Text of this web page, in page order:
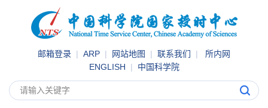
邮箱登录 | ARP | 网站地图 | 联系我们 | 所内网
ENGLISH | 中国科学院